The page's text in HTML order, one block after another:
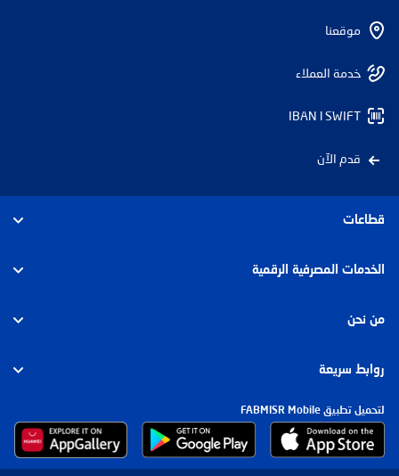
موقعنا
خدمة العملاء
IBAN l SWIFT
قدم الآن
قطاعات
الأفراد
الأعمال
الخدمات المصرفية الرقمية
الأفراد
الشركات
من نحن
عن بنك أبوظبي الأول مصر
مجموعة بنك أبوظبي الأول
الاستدامة
روابط سريعة
الشروط والرسوم وأسعار العوائد
رؤى السوق
لتحميل تطبيق FABMISR Mobile